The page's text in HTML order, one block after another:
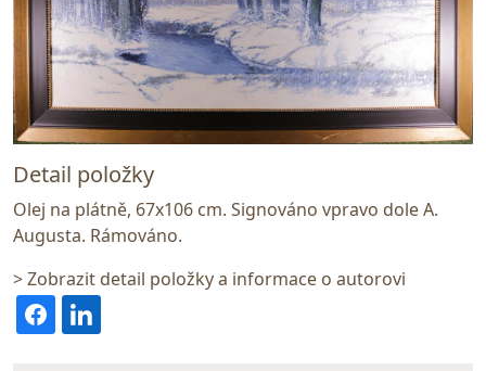
Detail položky
Olej na plátně, 67x106 cm. Signováno vpravo dole A.
Augusta. Rámováno.
> Zobrazit detail položky a informace o autorovi